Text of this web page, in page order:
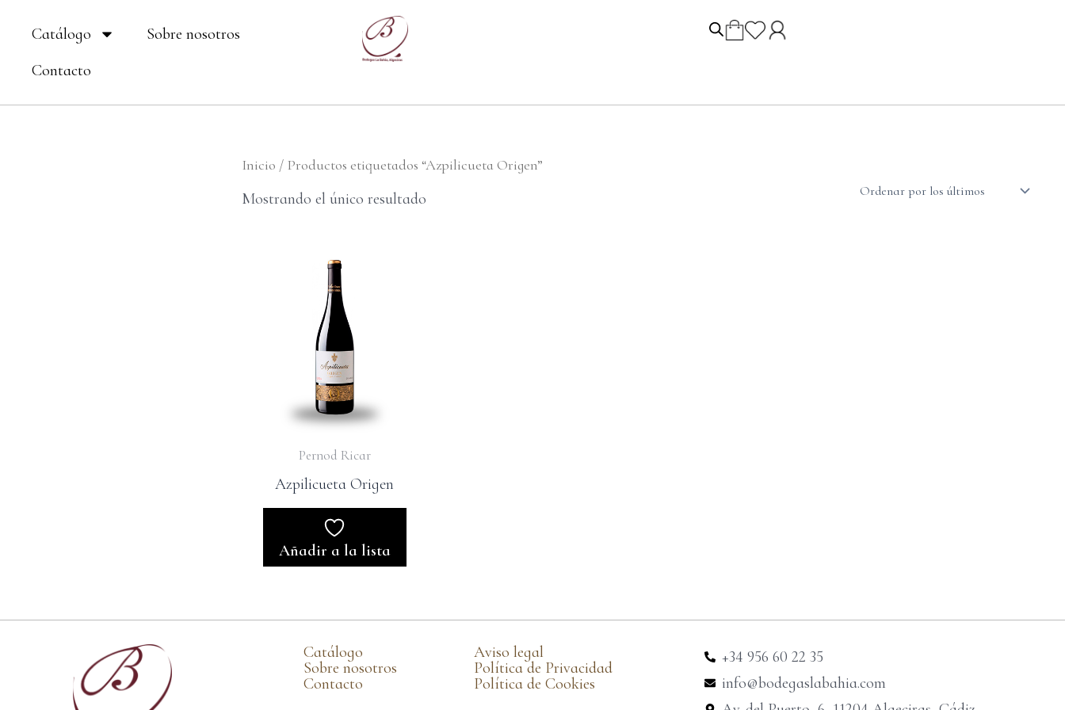
contenido
Catálogo
Sobre nosotros
Contacto
Inicio / Productos etiquetados “Azpilicueta Origen”
Mostrando el único resultado
Pernod Ricar
Azpilicueta Origen
Añadir a la lista
Catálogo
Sobre nosotros
Contacto
Aviso legal
Política de Privacidad
Política de Cookies
+34 956 60 22 35
info@bodegaslabahia.com